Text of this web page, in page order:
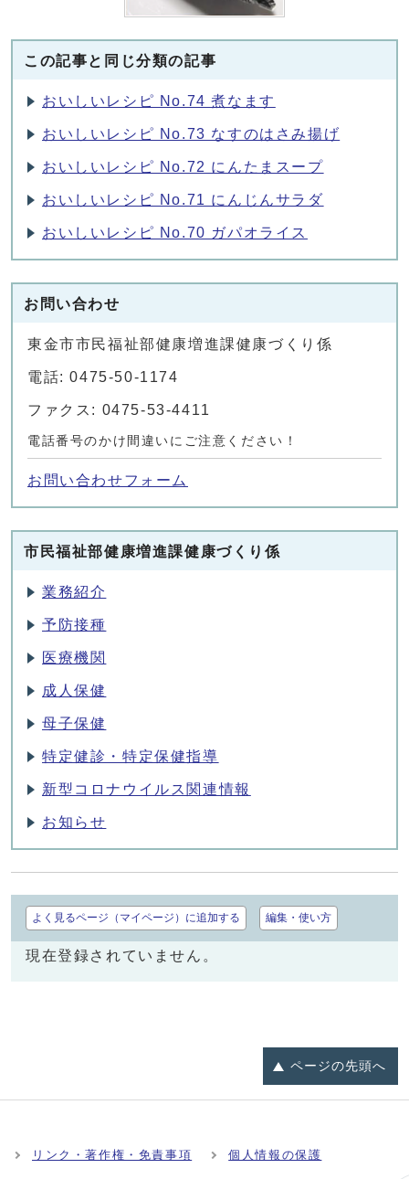
この記事と同じ分類の記事
おいしいレシピ No.74 煮なます
おいしいレシピ No.73 なすのはさみ揚げ
おいしいレシピ No.72 にんたまスープ
おいしいレシピ No.71 にんじんサラダ
おいしいレシピ No.70 ガパオライス
お問い合わせ
東金市市民福祉部健康増進課健康づくり係
電話: 0475-50-1174
ファクス: 0475-53-4411
電話番号のかけ間違いにご注意ください！
お問い合わせフォーム
市民福祉部健康増進課健康づくり係
業務紹介
予防接種
医療機関
成人保健
母子保健
特定健診・特定保健指導
新型コロナウイルス関連情報
お知らせ
よく見るページ（マイページ）に追加する 編集・使い方
現在登録されていません。
ページの先頭へ
リンク・著作権・免責事項 個人情報の保護